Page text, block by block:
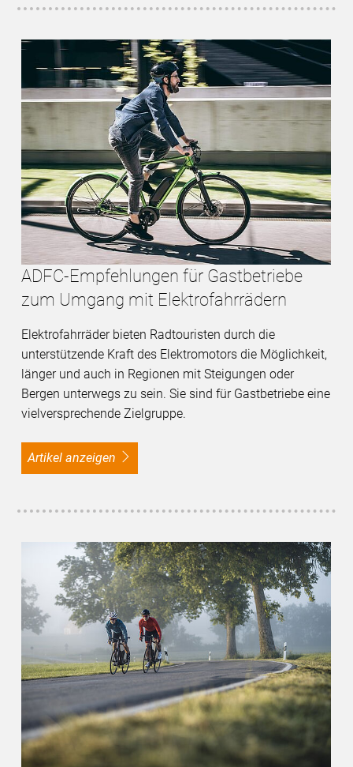
ADFC-Empfehlungen für Gastbetriebe
zum Umgang mit Elektrofahrrädern
Elektrofahrräder bieten Radtouristen durch die
unterstützende Kraft des Elektromotors die Möglichkeit,
länger und auch in Regionen mit Steigungen oder
Bergen unterwegs zu sein. Sie sind für Gastbetriebe eine
vielversprechende Zielgruppe.
Artikel anzeigen